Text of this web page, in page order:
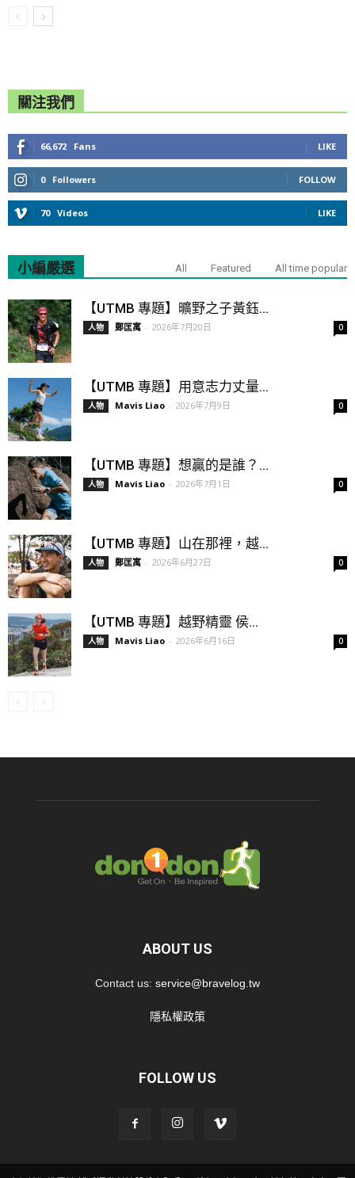
關注我們
66,672 Fans LIKE
0 Followers FOLLOW
70 Videos LIKE
小編嚴選 All Featured All time popular
【UTMB 專題】曠野之子黃鈺...
人物 鄭匡寓 - 2026年7月20日 0
【UTMB 專題】用意志力丈量...
人物 Mavis Liao - 2026年7月9日 0
【UTMB 專題】想贏的是誰？...
人物 Mavis Liao - 2026年7月1日 0
【UTMB 專題】山在那裡，越...
人物 鄭匡寓 - 2026年6月27日 0
【UTMB 專題】越野精靈 侯...
人物 Mavis Liao - 2026年6月16日 0
ABOUT US
Contact us: service@bravelog.tw
隱私權政策
FOLLOW US